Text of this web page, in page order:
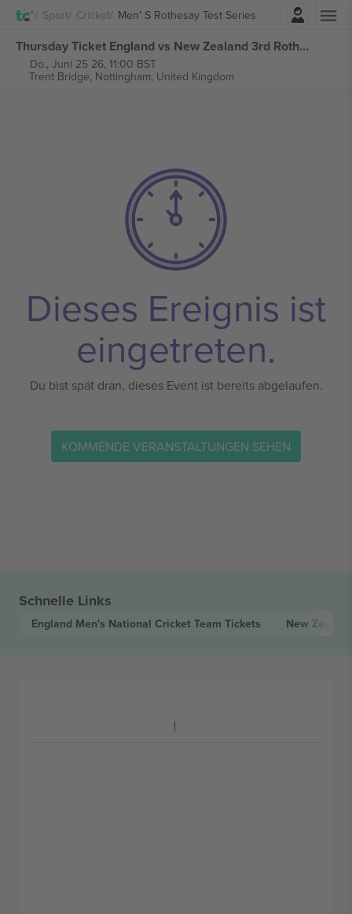
Sport Cricket Men' S Rothesay Test Series
Einloggen
Thursday Ticket England vs New Zealand 3rd Rothesay Test Series tickets
Do., Juni 25 26, 11:00 BST
Trent Bridge, Nottingham, United Kingdom
Dieses Ereignis ist
eingetreten.
Du bist spät dran, dieses Event ist bereits abgelaufen.
KOMMENDE VERANSTALTUNGEN SEHEN
Schnelle Links
England Men's National Cricket Team Tickets New